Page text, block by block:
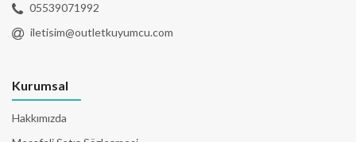
05539071992
iletisim@outletkuyumcu.com
Kurumsal
Hakkımızda